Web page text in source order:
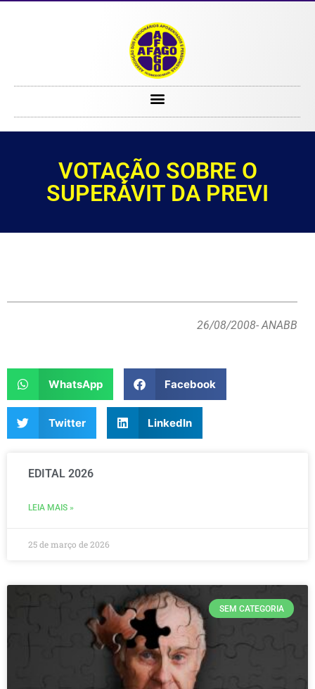
VOTAÇÃO SOBRE O
SUPERÁVIT DA PREVI
26/08/2008- ANABB
WhatsApp Facebook
Twitter LinkedIn
EDITAL 2026
LEIA MAIS »
25 de março de 2026
SEM CATEGORIA